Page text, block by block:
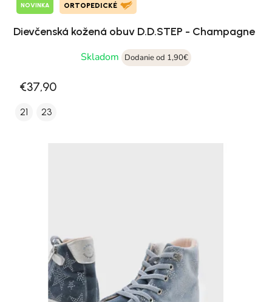
NOVINKA ORTOPEDICKÉ
Dievčenská kožená obuv D.D.STEP - Champagne
Skladom
Dodanie od 1,90€
€37,90
21 23